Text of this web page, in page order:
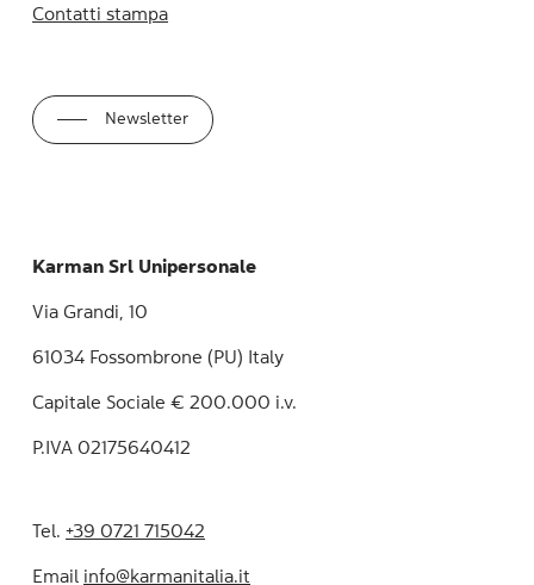
Contatti stampa
Newsletter
Karman Srl Unipersonale
Via Grandi, 10
61034 Fossombrone (PU) Italy
Capitale Sociale € 200.000 i.v.
P.IVA 02175640412
Tel.+39 0721 715042
Email info@karmanitalia.it